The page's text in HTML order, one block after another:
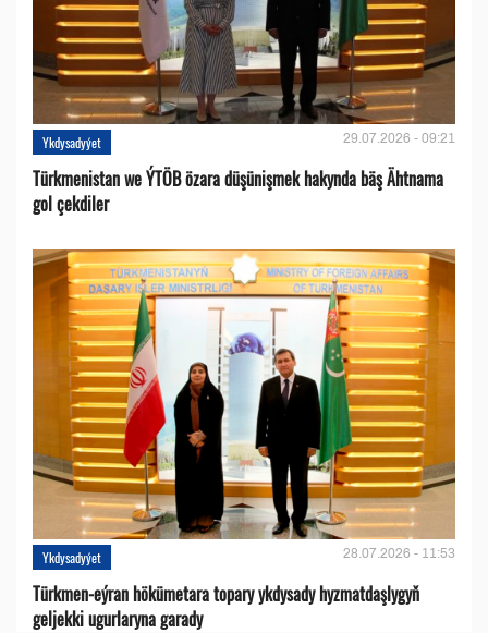
Ykdysadyýet 29.07.2026 - 09:21
Türkmenistan we ÝTÖB özara düşünişmek hakynda bäş Ähtnama
gol çekdiler
Ykdysadyýet 28.07.2026 - 11:53
Türkmen-eýran hökümetara topary ykdysady hyzmatdaşlygyň
geljekki ugurlaryna garady